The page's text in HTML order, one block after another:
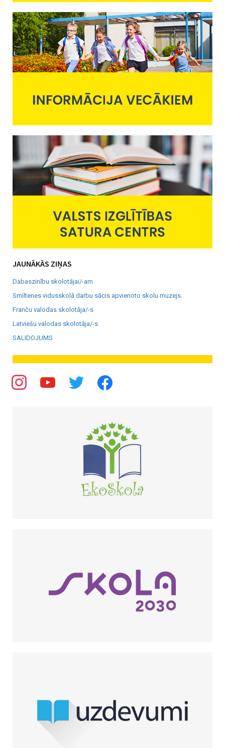
JAUNĀKĀS ZIŅAS
Dabaszinību skolotājai/-am
Smiltenes vidusskolā darbu sācis apvienoto skolu muzejs.
Franču valodas skolotāja/-s
Latviešu valodas skolotāja/-s
SALIDOJUMS